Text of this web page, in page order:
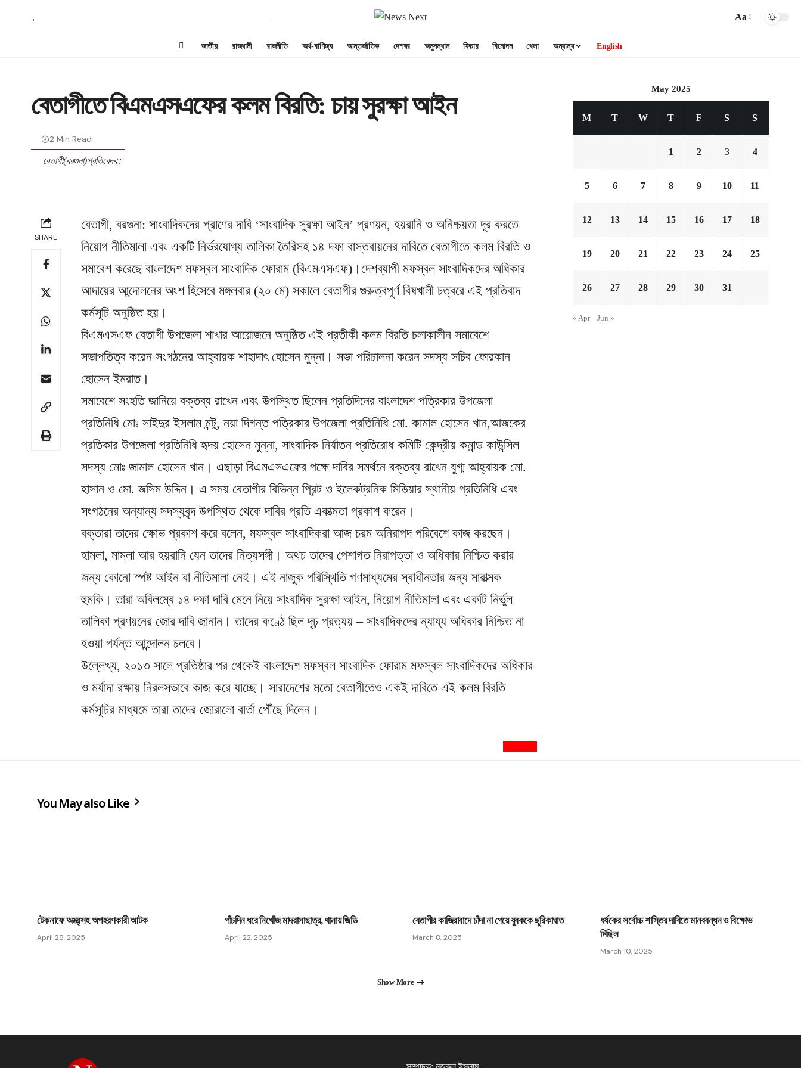
, Aa
জাতীয় রাজধানী রাজনীতি অর্থ-বাণিজ্য আন্তর্জাতিক দেশঘর অনুসন্ধান ফিচার বিনোদন খেলা অন্যান্য English
বেতাগীতে বিএমএসএফের কলম বিরতি: চায় সুরক্ষা আইন
বেতাগী(বরগুনা)প্রতিবেদক:
2 Min Read
SHARE
বেতাগী, বরগুনা: সাংবাদিকদের প্রাণের দাবি ‘সাংবাদিক সুরক্ষা আইন’ প্রণয়ন, হয়রানি ও অনিশ্চয়তা দূর করতে
নিয়োগ নীতিমালা এবং একটি নির্ভরযোগ্য তালিকা তৈরিসহ ১৪ দফা বাস্তবায়নের দাবিতে বেতাগীতে কলম বিরতি ও
সমাবেশ করেছে বাংলাদেশ মফস্বল সাংবাদিক ফোরাম (বিএমএসএফ)।দেশব্যাপী মফস্বল সাংবাদিকদের অধিকার
আদায়ের আন্দোলনের অংশ হিসেবে মঙ্গলবার (২০ মে) সকালে বেতাগীর গুরুত্বপূর্ণ বিষখালী চত্বরে এই প্রতিবাদ
কর্মসূচি অনুষ্ঠিত হয়।
বিএমএসএফ বেতাগী উপজেলা শাখার আয়োজনে অনুষ্ঠিত এই প্রতীকী কলম বিরতি চলাকালীন সমাবেশে
সভাপতিত্ব করেন সংগঠনের আহ্বায়ক শাহাদাৎ হোসেন মুন্না। সভা পরিচালনা করেন সদস্য সচিব ফোরকান
হোসেন ইমরাত।
সমাবেশে সংহতি জানিয়ে বক্তব্য রাখেন এবং উপস্থিত ছিলেন প্রতিদিনের বাংলাদেশ পত্রিকার উপজেলা
প্রতিনিধি মোঃ সাইদুর ইসলাম মন্টু, নয়া দিগন্ত পত্রিকার উপজেলা প্রতিনিধি মো. কামাল হোসেন খান,আজকের
প্রতিকার উপজেলা প্রতিনিধি হৃদয় হোসেন মুন্না, সাংবাদিক নির্যাতন প্রতিরোধ কমিটি কেন্দ্রীয় কমান্ড কাউন্সিল
সদস্য মোঃ জামাল হোসেন খান। এছাড়া বিএমএসএফের পক্ষে দাবির সমর্থনে বক্তব্য রাখেন যুগ্ম আহ্বায়ক মো.
হাসান ও মো. জসিম উদ্দিন। এ সময় বেতাগীর বিভিন্ন প্রিন্ট ও ইলেকট্রনিক মিডিয়ার স্থানীয় প্রতিনিধি এবং
সংগঠনের অন্যান্য সদস্যবৃন্দ উপস্থিত থেকে দাবির প্রতি একাত্মতা প্রকাশ করেন।
বক্তারা তাদের ক্ষোভ প্রকাশ করে বলেন, মফস্বল সাংবাদিকরা আজ চরম অনিরাপদ পরিবেশে কাজ করছেন।
হামলা, মামলা আর হয়রানি যেন তাদের নিত্যসঙ্গী। অথচ তাদের পেশাগত নিরাপত্তা ও অধিকার নিশ্চিত করার
জন্য কোনো স্পষ্ট আইন বা নীতিমালা নেই। এই নাজুক পরিস্থিতি গণমাধ্যমের স্বাধীনতার জন্য মারাত্মক
হুমকি। তারা অবিলম্বে ১৪ দফা দাবি মেনে নিয়ে সাংবাদিক সুরক্ষা আইন, নিয়োগ নীতিমালা এবং একটি নির্ভুল
তালিকা প্রণয়নের জোর দাবি জানান। তাদের কণ্ঠে ছিল দৃঢ় প্রত্যয় – সাংবাদিকদের ন্যায্য অধিকার নিশ্চিত না
হওয়া পর্যন্ত আন্দোলন চলবে।
উল্লেখ্য, ২০১৩ সালে প্রতিষ্ঠার পর থেকেই বাংলাদেশ মফস্বল সাংবাদিক ফোরাম মফস্বল সাংবাদিকদের অধিকার
ও মর্যাদা রক্ষায় নিরলসভাবে কাজ করে যাচ্ছে। সারাদেশের মতো বেতাগীতেও একই দাবিতে এই কলম বিরতি
কর্মসূচির মাধ্যমে তারা তাদের জোরালো বার্তা পৌঁছে দিলেন।
May 2025
M T W T F S S
1 2 3 4
5 6 7 8 9 10 11
12 13 14 15 16 17 18
19 20 21 22 23 24 25
26 27 28 29 30 31
« Apr Jun »
You May also Like
টেকনাফে অস্ত্রসহ অপহরণকারী আটক
April 28, 2025
পাঁচদিন ধরে নিখোঁজ মাদরাসাছাত্র, থানায় জিডি
April 22, 2025
বেতাগীর কাজিরাবাদে চাঁদা না পেয়ে যু্বককে ছুরিকাঘাত
March 8, 2025
ধর্ষকের সর্বোচ্চ শাস্তির দাবিতে মানববন্ধন ও বিক্ষোভ
মিছিল
March 10, 2025
Show More